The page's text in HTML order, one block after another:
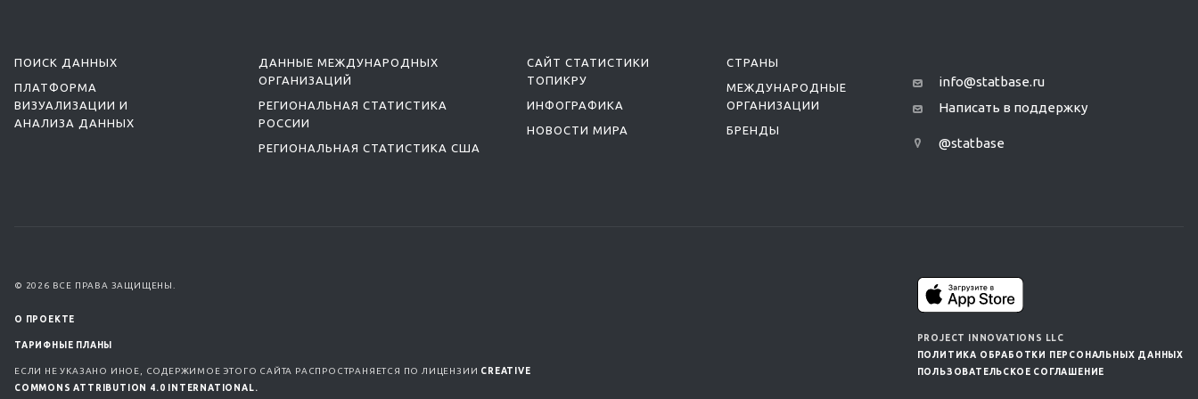
ПОИСК ДАННЫХ
ПЛАТФОРМА
ВИЗУАЛИЗАЦИИ И
АНАЛИЗА ДАННЫХ
ДАННЫЕ МЕЖДУНАРОДНЫХ
ОРГАНИЗАЦИЙ
РЕГИОНАЛЬНАЯ СТАТИСТИКА
РОССИИ
РЕГИОНАЛЬНАЯ СТАТИСТИКА США
САЙТ СТАТИСТИКИ
ТОПИКРУ
ИНФОГРАФИКА
НОВОСТИ МИРА
СТРАНЫ
МЕЖДУНАРОДНЫЕ
ОРГАНИЗАЦИИ
БРЕНДЫ
info@statbase.ru
Написать в поддержку
@statbase
PROJECT INNOVATIONS LLC
ПОЛИТИКА ОБРАБОТКИ ПЕРСОНАЛЬНЫХ ДАННЫХ
ПОЛЬЗОВАТЕЛЬСКОЕ СОГЛАШЕНИЕ
© 2026 ВСЕ ПРАВА ЗАЩИЩЕНЫ.
О ПРОЕКТЕ
ТАРИФНЫЕ ПЛАНЫ
ЕСЛИ НЕ УКАЗАНО ИНОЕ, СОДЕРЖИМОЕ ЭТОГО САЙТА РАСПРОСТРАНЯЕТСЯ ПО ЛИЦЕНЗИИ CREATIVE
COMMONS ATTRIBUTION 4.0 INTERNATIONAL.